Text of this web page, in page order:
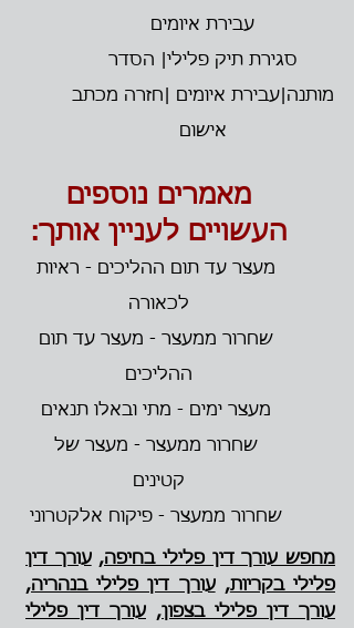
עבירת איומים
סגירת תיק פלילי| הסדר
מותנה|עבירת איומים |חזרה מכתב
אישום
מאמרים נוספים
העשויים לעניין אותך:
מעצר עד תום ההליכים - ראיות
לכאורה
שחרור ממעצר - מעצר עד תום
ההליכים
מעצר ימים - מתי ובאלו תנאים
שחרור ממעצר - מעצר של
קטינים
שחרור ממעצר - פיקוח אלקטרוני
מחפש עורך דין פלילי בחיפה, עורך דין
פלילי בקריות,עורך דין פלילי בנהריה,
עורך דין פלילי בצפון, עורך דין פלילי